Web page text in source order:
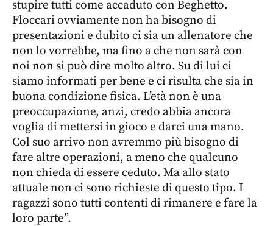
stupire tutti come accaduto con Beghetto.
Floccari ovviamente non ha bisogno di
presentazioni e dubito ci sia un allenatore che
non lo vorrebbe, ma fino a che non sarà con
noi non si può dire molto altro. Su di lui ci
siamo informati per bene e ci risulta che sia in
buona condizione fisica. L’età non è una
preoccupazione, anzi, credo abbia ancora
voglia di mettersi in gioco e darci una mano.
Col suo arrivo non avremmo più bisogno di
fare altre operazioni, a meno che qualcuno
non chieda di essere ceduto. Ma allo stato
attuale non ci sono richieste di questo tipo. I
ragazzi sono tutti contenti di rimanere e fare la
loro parte”.